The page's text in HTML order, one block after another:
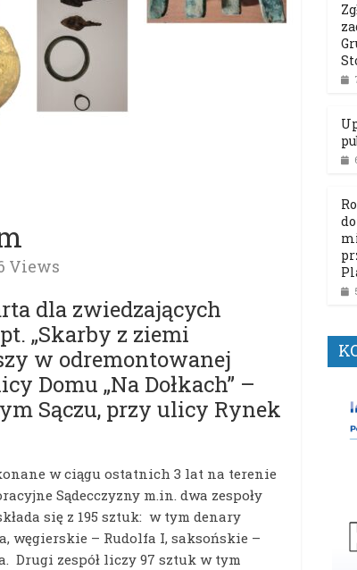
Views
dla zwiedzających
„Skarby z ziemi
w odremontowanej
Domu „Na Dołkach” –
Sączu, przy ulicy Rynek
w ciągu ostatnich 3 lat na terenie
Sądecczyzny m.in. dwa zespoły
się z 195 sztuk: w tym denary
węgierskie – Rudolfa I, saksońskie –
Drugi zespół liczy 97 sztuk w tym